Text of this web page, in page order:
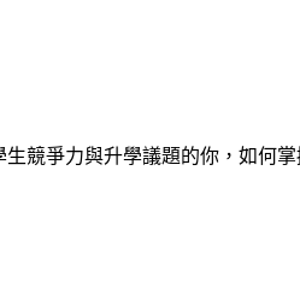
競爭力與升學議題的你，如何